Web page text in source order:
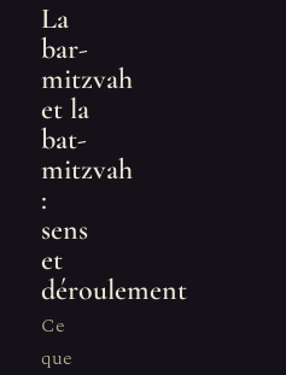
La
bar-
mitzvah
et la
bat-
mitzvah
:
sens
et
déroulement
Ce
que